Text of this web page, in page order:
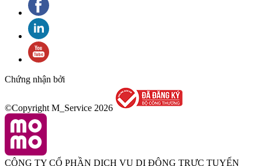
Chứng nhận bởi
©Copyright M_Service 2026
CÔNG TY CỔ PHẦN DỊCH VỤ DI ĐỘNG TRỰC TUYẾN